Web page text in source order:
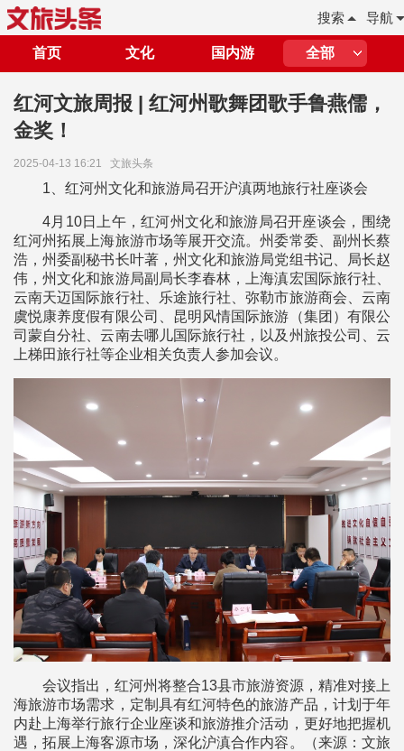
导航
搜索
首页 文化 国内游 全部
红河文旅周报 | 红河州歌舞团歌手鲁燕儒，
金奖！
2025-04-13 16:21 文旅头条
1、红河州文化和旅游局召开沪滇两地旅行社座谈会
4月10日上午，红河州文化和旅游局召开座谈会，围绕
红河州拓展上海旅游市场等展开交流。州委常委、副州长蔡
浩，州委副秘书长叶著，州文化和旅游局党组书记、局长赵
伟，州文化和旅游局副局长李春林，上海滇宏国际旅行社、
云南天迈国际旅行社、乐途旅行社、弥勒市旅游商会、云南
虞悦康养度假有限公司、昆明风情国际旅游（集团）有限公
司蒙自分社、云南去哪儿国际旅行社，以及州旅投公司、云
上梯田旅行社等企业相关负责人参加会议。
会议指出，红河州将整合13县市旅游资源，精准对接上
海旅游市场需求，定制具有红河特色的旅游产品，计划于年
内赴上海举行旅行企业座谈和旅游推介活动，更好地把握机
遇，拓展上海客源市场，深化沪滇合作内容。（来源：文旅